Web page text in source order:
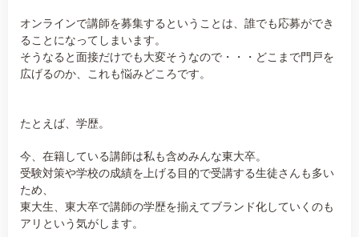
オンラインで講師を募集するということは、誰でも応募ができ
ることになってしまいます。
そうなると面接だけでも大変そうなので・・・どこまで門戸を
広げるのか、これも悩みどころです。
たとえば、学歴。
今、在籍している講師は私も含めみんな東大卒。
受験対策や学校の成績を上げる目的で受講する生徒さんも多い
ため、
東大生、東大卒で講師の学歴を揃えてブランド化していくのも
アリという気がします。